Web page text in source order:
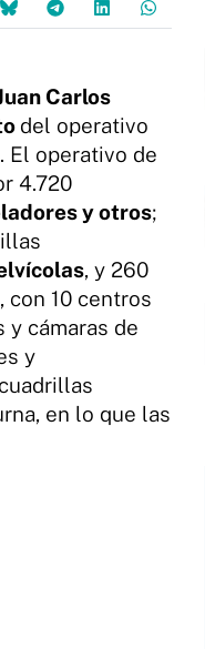
Carlos
del operativo
El operativo de
4.720
y otros;
, y 260
10 centros
y cámaras de
y
en lo que las